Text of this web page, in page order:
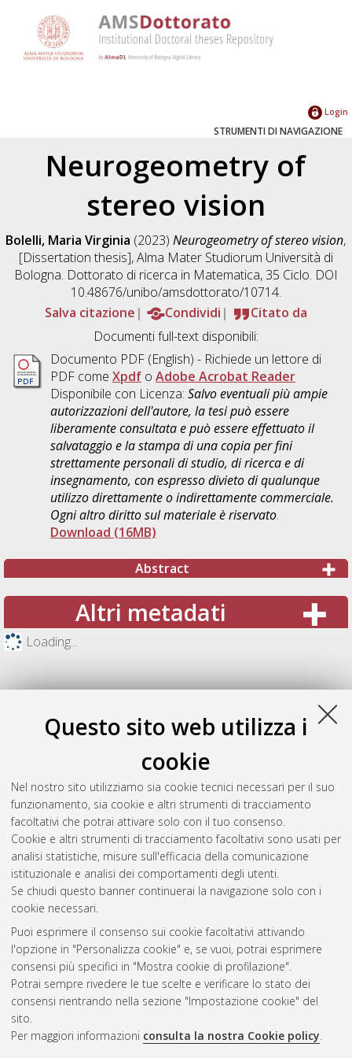
Questo sito web utilizza i
cookie
Nel nostro sito utilizziamo sia cookie tecnici necessari per il suo
funzionamento, sia cookie e altri strumenti di tracciamento
facoltativi che potrai attivare solo con il tuo consenso.
Cookie e altri strumenti di tracciamento facoltativi sono usati per
analisi statistiche, misure sull'efficacia della comunicazione
istituzionale e analisi dei comportamenti degli utenti.
Se chiudi questo banner continuerai la navigazione solo con i
cookie necessari.
Puoi esprimere il consenso sui cookie facoltativi attivando
l'opzione in "Personalizza cookie" e, se vuoi, potrai esprimere
consensi più specifici in "Mostra cookie di profilazione".
Potrai sempre rivedere le tue scelte e verificare lo stato dei
consensi rientrando nella sezione "Impostazione cookie" del
sito.
Per maggiori informazioni consulta la nostra Cookie policy.
Login
STRUMENTI DI NAVIGAZIONE
Neurogeometry of
stereo vision
Bolelli, Maria Virginia (2023)Neurogeometry of stereo vision,
[Dissertation thesis], Alma Mater Studiorum Università di
Bologna. Dottorato di ricerca in Matematica, 35 Ciclo. DOI
10.48676/unibo/amsdottorato/10714.
Salva citazione
Condividi
Citato da
Documenti full-text disponibili:
Documento PDF(English) - Richiede un lettore di
PDF come Xpdfo Adobe Acrobat Reader
Disponibile con Licenza: Salvo eventuali più ampie
autorizzazioni dell'autore, la tesi può essere
liberamente consultata e può essere effettuato il
salvataggio e la stampa di una copia per fini
strettamente personali di studio, di ricerca e di
insegnamento, con espresso divieto di qualunque
utilizzo direttamente o indirettamente commerciale.
Ogni altro diritto sul materiale è riservato.
Download (16MB)
Abstract
Altri metadati
Loading...
Gestione del documento:
Atom
Rss 1.0
Rss 2.0
ISSN: 2038-7946